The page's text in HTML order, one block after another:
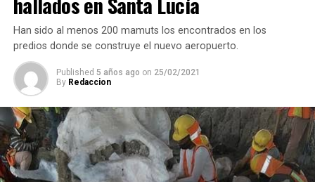
Han sido al menos 200 mamuts los encontrados en los
predios donde se construye el nuevo aeropuerto.
Published 5 años ago on 25/02/2021
By Redaccion